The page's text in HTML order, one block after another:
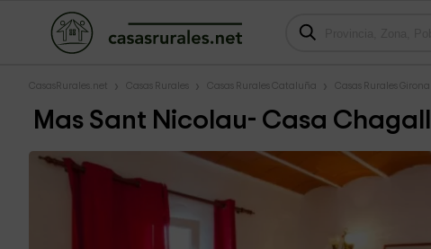
CasasRurales.net Casas Rurales Casas Rurales Cataluña Casas Rurales Girona
Mas Sant Nicolau- Casa Chagall